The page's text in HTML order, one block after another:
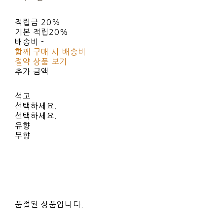
적립금 20%
기본 적립 20%
배송비-
함께 구매 시 배송비
절약 상품 보기
추가 금액
석고
선택하세요.
선택하세요.
유향
무향
품절된 상품입니다.